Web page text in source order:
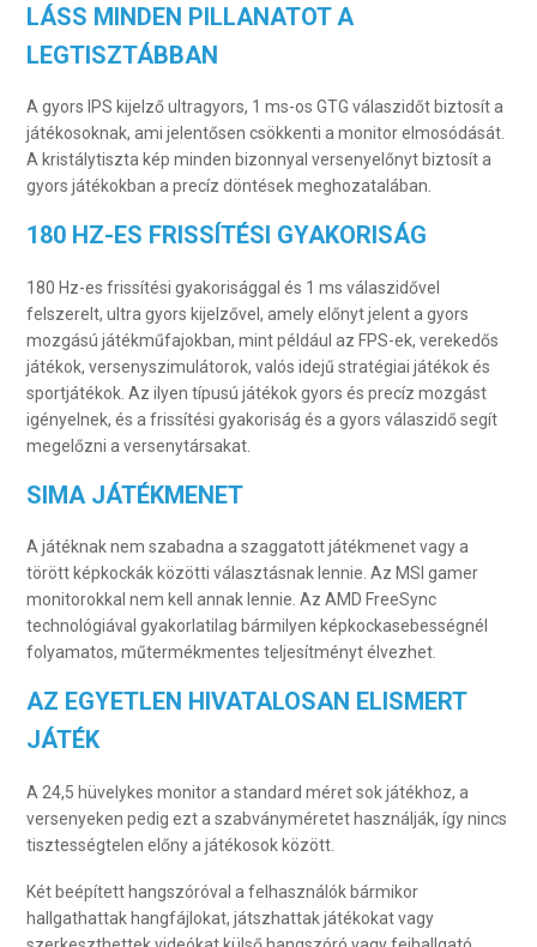
LÁSS MINDEN PILLANATOT A
LEGTISZTÁBBAN
A gyors IPS kijelző ultragyors, 1 ms-os GTG válaszidőt biztosít a
játékosoknak, ami jelentősen csökkenti a monitor elmosódását.
A kristálytiszta kép minden bizonnyal versenyelőnyt biztosít a
gyors játékokban a precíz döntések meghozatalában.
180 HZ-ES FRISSÍTÉSI GYAKORISÁG
180 Hz-es frissítési gyakorisággal és 1 ms válaszidővel
felszerelt, ultra gyors kijelzővel, amely előnyt jelent a gyors
mozgású játékműfajokban, mint például az FPS-ek, verekedős
játékok, versenyszimulátorok, valós idejű stratégiai játékok és
sportjátékok. Az ilyen típusú játékok gyors és precíz mozgást
igényelnek, és a frissítési gyakoriság és a gyors válaszidő segít
megelőzni a versenytársakat.
SIMA JÁTÉKMENET
A játéknak nem szabadna a szaggatott játékmenet vagy a
törött képkockák közötti választásnak lennie. Az MSI gamer
monitorokkal nem kell annak lennie. Az AMD FreeSync
technológiával gyakorlatilag bármilyen képkockasebességnél
folyamatos, műtermékmentes teljesítményt élvezhet.
AZ EGYETLEN HIVATALOSAN ELISMERT
JÁTÉK
A 24,5 hüvelykes monitor a standard méret sok játékhoz, a
versenyeken pedig ezt a szabványméretet használják, így nincs
tisztességtelen előny a játékosok között.
Két beépített hangszóróval a felhasználók bármikor
hallgathattak hangfájlokat, játszhattak játékokat vagy